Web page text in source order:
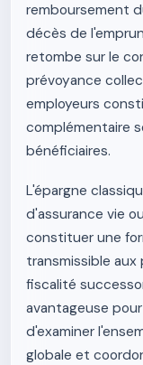
remboursement
décès de
retombe sur le
prévoyance
employeurs
complémentaire
bénéficiaires.
L'épargne
d'assurance vie
constituer une
transmissible
fiscalité
avantageuse
d'examiner
globale et